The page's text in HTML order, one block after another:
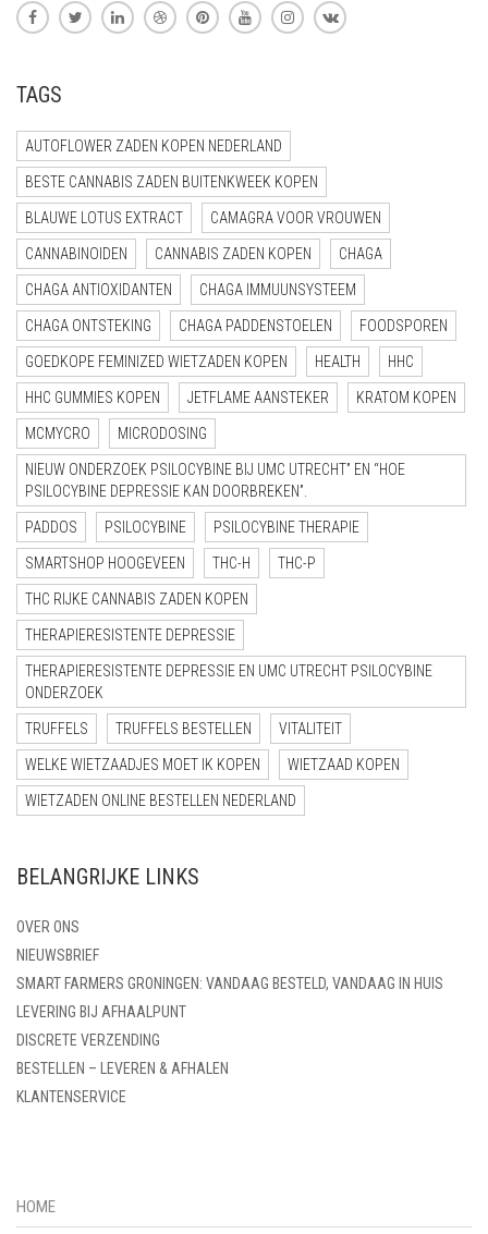
TAGS
AUTOFLOWER ZADEN KOPEN NEDERLAND
BESTE CANNABIS ZADEN BUITENKWEEK KOPEN
BLAUWE LOTUS EXTRACT CAMAGRA VOOR VROUWEN
CANNABINOIDEN CANNABIS ZADEN KOPEN CHAGA
CHAGA ANTIOXIDANTEN CHAGA IMMUUNSYSTEEM
CHAGA ONTSTEKING CHAGA PADDENSTOELEN FOODSPOREN
GOEDKOPE FEMINIZED WIETZADEN KOPEN HEALTH HHC
HHC GUMMIES KOPEN JETFLAME AANSTEKER KRATOM KOPEN
MCMYCRO MICRODOSING
NIEUW ONDERZOEK PSILOCYBINE BIJ UMC UTRECHT” EN “HOE
PSILOCYBINE DEPRESSIE KAN DOORBREKEN”.
PADDOS PSILOCYBINE PSILOCYBINE THERAPIE
SMARTSHOP HOOGEVEEN THC-H THC-P
THC RIJKE CANNABIS ZADEN KOPEN
THERAPIERESISTENTE DEPRESSIE
THERAPIERESISTENTE DEPRESSIE EN UMC UTRECHT PSILOCYBINE
ONDERZOEK
TRUFFELS TRUFFELS BESTELLEN VITALITEIT
WELKE WIETZAADJES MOET IK KOPEN WIETZAAD KOPEN
WIETZADEN ONLINE BESTELLEN NEDERLAND
BELANGRIJKE LINKS
OVER ONS
NIEUWSBRIEF
SMART FARMERS GRONINGEN: VANDAAG BESTELD, VANDAAG IN HUIS
LEVERING BIJ AFHAALPUNT
DISCRETE VERZENDING
BESTELLEN – LEVEREN & AFHALEN
KLANTENSERVICE
HOME